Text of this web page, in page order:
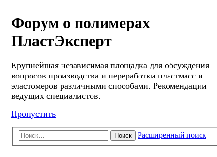
Форум о полимерах
ПластЭксперт
Крупнейшая независимая площадка для обсуждения
вопросов производства и переработки пластмасс и
эластомеров различными способами. Рекомендации
ведущих специалистов.
Пропустить
Поиск Расширенный поиск